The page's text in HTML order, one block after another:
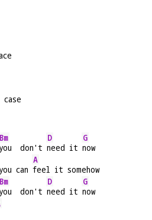
case
Bm
you  don't
D
need it
G
now
can
A
feel it somehow
Bm
you  don't
D
need it
G
now